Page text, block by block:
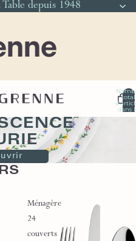
depuis 1948
total
dans
Ménagère
24
couverts